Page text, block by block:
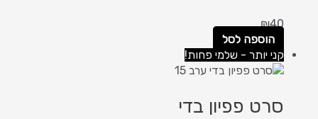
₪40
הוספה לסל
קני יותר - שלמי פחות!
סרט פפיון בדי